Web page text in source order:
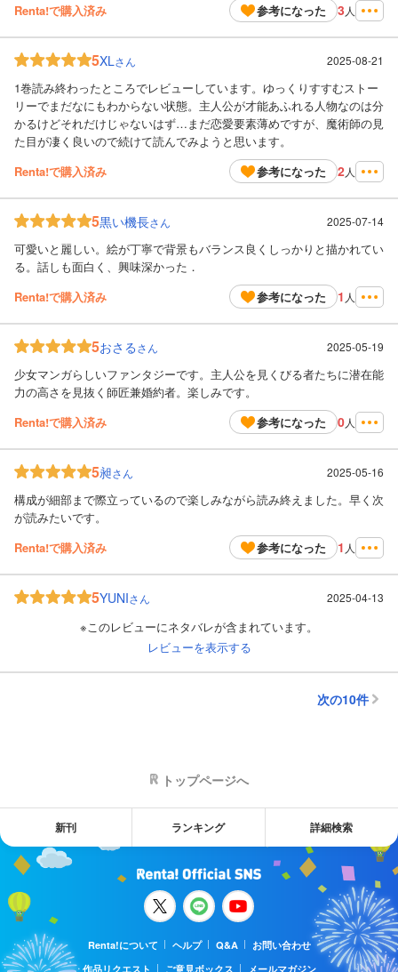
Renta!で購入済み
参考になった 3 人
5XLさん 2025-08-21
1巻読み終わったところでレビューしています。ゆっくりすすむストー
リーでまだなにもわからない状態。主人公が才能あふれる人物なのは分
かるけどそれだけじゃないはず…まだ恋愛要素薄めですが、魔術師の見
た目が凄く良いので続けて読んでみようと思います。
Renta!で購入済み
参考になった 2人
5黒い機長さん 2025-07-14
可愛いと麗しい。絵が丁寧で背景もバランス良くしっかりと描かれてい
る。話しも面白く、興味深かった．
Renta!で購入済み
参考になった 1 人
5おさるさん 2025-05-19
少女マンガらしいファンタジーです。主人公を見くびる者たちに潜在能
力の高さを見抜く師匠兼婚約者。楽しみです。
Renta!で購入済み
参考になった 0人
5昶さん 2025-05-16
構成が細部まで際立っているので楽しみながら読み終えました。早く次
が読みたいです。
Renta!で購入済み
参考になった 1 人
5YUNIさん 2025-04-13
※このレビューにネタバレが含まれています。
レビューを表示する
次の10件
トップページへ
新刊 ランキング 詳細検索
Renta!について ヘルプ Q&A
お問い合わせ
作品リクエスト
ご意見ボックス メールマガジン